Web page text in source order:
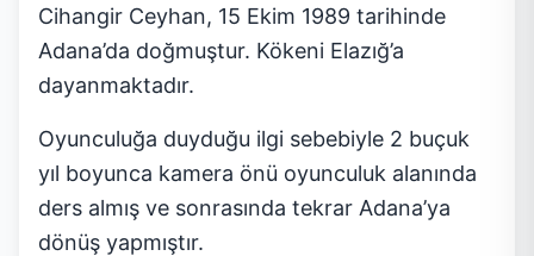
Cihangir Ceyhan, 15 Ekim 1989 tarihinde
Adana’da doğmuştur. Kökeni Elazığ’a
dayanmaktadır.
Oyunculuğa duyduğu ilgi sebebiyle 2 buçuk
yıl boyunca kamera önü oyunculuk alanında
ders almış ve sonrasında tekrar Adana’ya
dönüş yapmıştır.